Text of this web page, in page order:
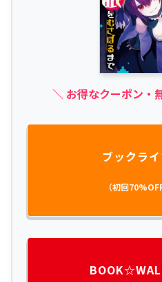
＼ お得なクーポン・
ブックラ
（初回